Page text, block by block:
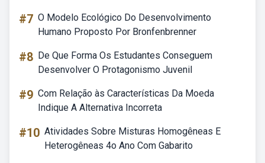
#7 O Modelo Ecológico Do Desenvolvimento
Humano Proposto Por Bronfenbrenner
#8 De Que Forma Os Estudantes Conseguem
Desenvolver O Protagonismo Juvenil
#9 Com Relação às Características Da Moeda
Indique A Alternativa Incorreta
#10 Atividades Sobre Misturas Homogêneas E
Heterogêneas 4o Ano Com Gabarito